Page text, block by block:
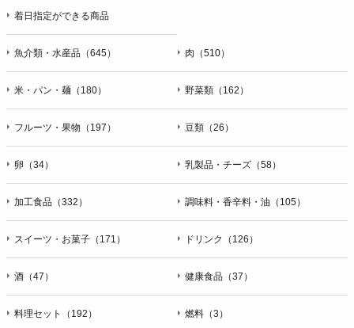
着日指定ができる商品
魚介類・水産品（645） 肉（510）
米・パン・麺（180） 野菜類（162）
フルーツ・果物（197） 豆類（26）
卵（34） 乳製品・チーズ（58）
加工食品（332） 調味料・香辛料・油（105）
スイーツ・お菓子（171） ドリンク（126）
酒（47） 健康食品（37）
料理セット（192） 燃料（3）